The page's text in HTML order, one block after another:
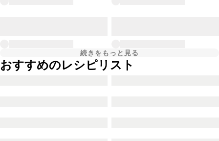
続きをもっと見る
おすすめのレシピリスト